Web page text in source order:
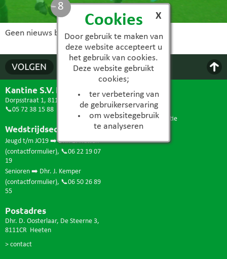
Cookies
Door gebruik te maken van
deze website accepteert u
het gebruik van cookies.
Deze website gebruikt
cookies;
ter verbetering van
de gebruikerservaring
om websitegebruik
te analyseren
X
7
Geen nieuws beschikbaar...
Kantine S.V. Heeten
Dorpsstraat 1, 8111AA Heeten
📞05 72 38 15 88
Wedstrijdsecretariaat
Jeugd t/m JO19 ➡️ Dhr. E. Hutten
(contactformulier), 📞06 22 19 07
19
Senioren ➡️ Dhr. J. Kemper
(contactformulier), 📞06 50 26 89
55
Postadres
Dhr. D. Oosterlaar, De Steerne 3,
8111CR Heeten
> contact
Pagina
> nieuws
> contact
> ledenadministratie
> teams